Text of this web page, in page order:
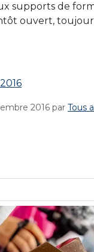
supports de
ouvert,
2016 par Tous